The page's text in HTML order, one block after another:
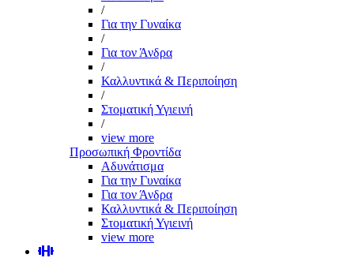
/
Για την Γυναίκα
/
Για τον Άνδρα
/
Καλλυντικά & Περιποίηση
/
Στοματική Υγιεινή
/
view more
Προσωπική Φροντίδα
Αδυνάτισμα
Για την Γυναίκα
Για τον Άνδρα
Καλλυντικά & Περιποίηση
Στοματική Υγιεινή
view more